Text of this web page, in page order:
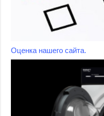
Оценка нашего сайта.